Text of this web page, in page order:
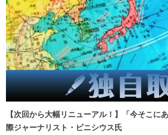
【次回から大幅リニューアル！】「今そこ
際ジャーナリスト・ビニシウス氏